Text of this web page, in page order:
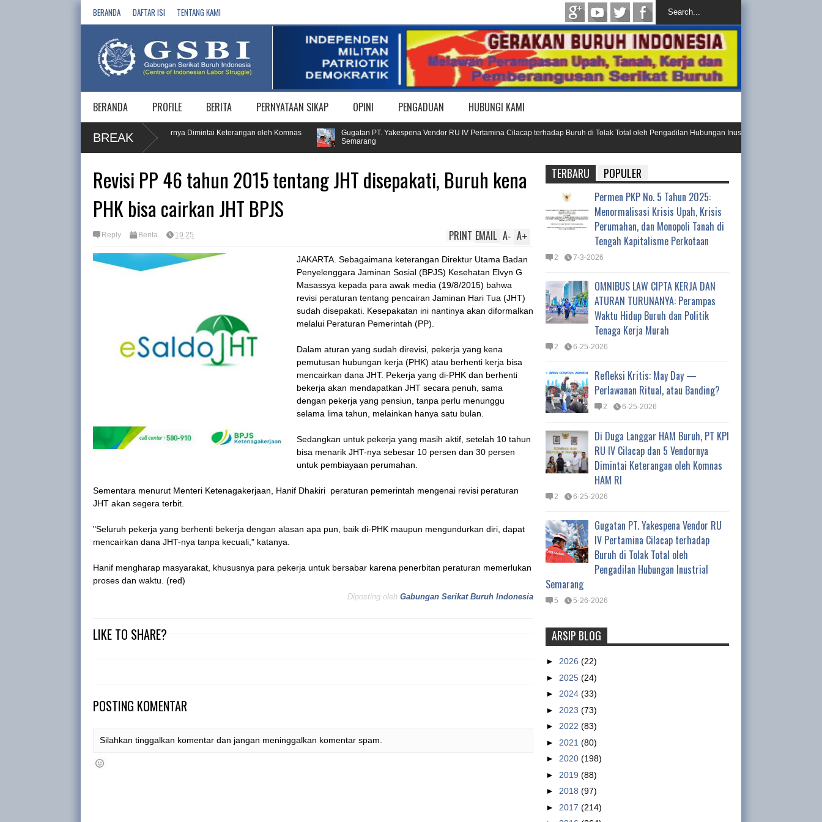
BERANDA DAFTAR ISI TENTANG KAMI
BERANDA PROFILE BERITA PERNYATAAN SIKAP OPINI PENGADUAN HUBUNGI KAMI
BREAK
Buruh, PT KPI RU IV Cilacap dan 5 Vendornya Dimintai Keterangan oleh Komnas
Gugatan PT. Yakespena Vendor RU IV Pertamina Cilacap terhadap Buruh di Tolak Total oleh Pengadilan Hubungan Inustrial
Semarang
Revisi PP 46 tahun 2015 tentang JHT disepakati, Buruh kena
PHK bisa cairkan JHT BPJS
Reply Berita 19.25 A+
A-
EMAIL
PRINT
JAKARTA. Sebagaimana keterangan Direktur Utama Badan
Penyelenggara Jaminan Sosial (BPJS) Kesehatan Elvyn G
Masassya kepada para awak media (19/8/2015) bahwa
revisi peraturan tentang pencairan Jaminan Hari Tua (JHT)
sudah disepakati. Kesepakatan ini nantinya akan diformalkan
melalui Peraturan Pemerintah (PP).
Dalam aturan yang sudah direvisi, pekerja yang kena
pemutusan hubungan kerja (PHK) atau berhenti kerja bisa
mencairkan dana JHT. Pekerja yang di-PHK dan berhenti
bekerja akan mendapatkan JHT secara penuh, sama
dengan pekerja yang pensiun, tanpa perlu menunggu
selama lima tahun, melainkan hanya satu bulan.
Sedangkan untuk pekerja yang masih aktif, setelah 10 tahun
bisa menarik JHT-nya sebesar 10 persen dan 30 persen
untuk pembiayaan perumahan.
Sementara menurut Menteri Ketenagakerjaan, Hanif Dhakiri peraturan pemerintah mengenai revisi peraturan
JHT akan segera terbit.
"Seluruh pekerja yang berhenti bekerja dengan alasan apa pun, baik di-PHK maupun mengundurkan diri, dapat
mencairkan dana JHT-nya tanpa kecuali," katanya.
Hanif mengharap masyarakat, khususnya para pekerja untuk bersabar karena penerbitan peraturan memerlukan
proses dan waktu. (red)
Diposting oleh Gabungan Serikat Buruh Indonesia
LIKE TO SHARE?
POSTING KOMENTAR
Silahkan tinggalkan komentar dan jangan meninggalkan komentar spam.
TERBARU POPULER
Permen PKP No. 5 Tahun 2025:
Menormalisasi Krisis Upah, Krisis
Perumahan, dan Monopoli Tanah di
Tengah Kapitalisme Perkotaan
2 7-3-2026
OMNIBUS LAW CIPTA KERJA DAN
ATURAN TURUNANYA: Perampas
Waktu Hidup Buruh dan Politik
Tenaga Kerja Murah
2 6-25-2026
Refleksi Kritis: May Day —
Perlawanan Ritual, atau Banding?
2 6-25-2026
Di Duga Langgar HAM Buruh, PT KPI
RU IV Cilacap dan 5 Vendornya
Dimintai Keterangan oleh Komnas
HAM RI
2 6-25-2026
Gugatan PT. Yakespena Vendor RU
IV Pertamina Cilacap terhadap
Buruh di Tolak Total oleh
Pengadilan Hubungan Inustrial
Semarang
5 5-26-2026
Tentang Waktu Kerja Satpam
Ismet Inoni , Kepala Departemen Organisasi DPP
GSBI Regulasi yang mengatur tentang pe...
to intimidate them
-01-15/nike-accused-of-using-military-to-
ARSIP BLOG
► 2026 (22)
► 2025 (24)
► 2024 (33)
► 2023 (73)
► 2022 (83)
► 2021 (80)
► 2020 (198)
► 2019 (88)
► 2018 (97)
► 2017 (214)